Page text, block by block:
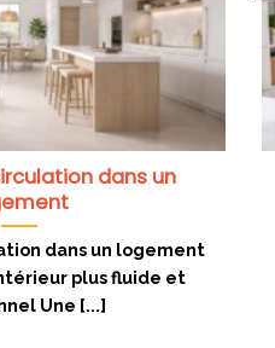
dans un
dans un logement
plus fluide et
Une [...]